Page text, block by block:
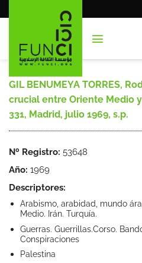
al
GIL BENUMEYA TORRES,
crucial entre Oriente Medio
331, Madrid, julio 1969, s.p.
Nº Registro: 53648
Año: 1969
Descriptores:
Arabismo, arabidad, mundo
Medio. Irán. Turquía.
Guerras. Guerrillas.Corso.
Conspiraciones
Palestina